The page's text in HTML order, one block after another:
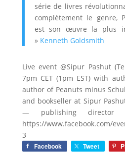
série de livres
complètement le genre,
est son œuvre la plus
» Kenneth Goldsmith
Live event @Sipur Pashut
7pm CET (1pm EST) with
author of Peanuts minus
and bookseller at Sipur
— publishing
https://www.facebook.com/
3
Facebook Tweet